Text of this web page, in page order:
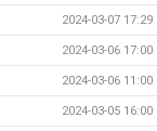
2024-03-07 17:29
2024-03-06 17:00
2024-03-06 11:00
2024-03-05 16:00